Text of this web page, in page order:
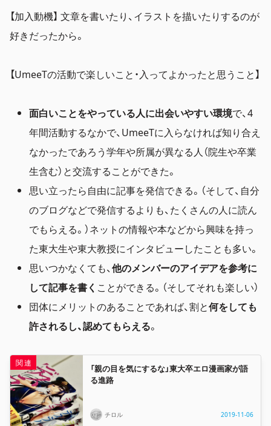
【加入動機】 文章を書いたり、イラストを描いたりするのが
好きだったから。
【UmeeTの活動で楽しいこと・入ってよかったと思うこと】
面白いことをやっている人に出会いやすい環境で、4
年間活動するなかで、UmeeTに入らなければ知り合え
なかったであろう学年や所属が異なる人（院生や卒業
生含む）と交流することができた。
思い立ったら自由に記事を発信できる。（そして、自分
のブログなどで発信するよりも、たくさんの人に読ん
でもらえる。）ネットの情報や本などから興味を持っ
た東大生や東大教授にインタビューしたことも多い。
思いつかなくても、他のメンバーのアイデアを参考に
して記事を書く ことができる。（そしてそれも楽しい）
団体にメリットのあることであれば、割と何をしても
許されるし、認めてもらえる。
「親の目を気にするな」東大卒エロ漫画家が語
る進路
チロル 2019-11-06